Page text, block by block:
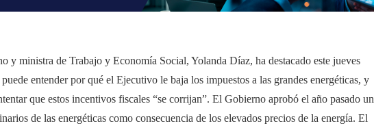
y ministra de Trabajo y Economía Social, Yolanda Díaz, ha destacado este jueves
entender por qué el Ejecutivo le baja los impuestos a las grandes energéticas, y
que estos incentivos fiscales “se corrijan”. El Gobierno aprobó el año pasado un
de las energéticas como consecuencia de los elevados precios de la energía. El